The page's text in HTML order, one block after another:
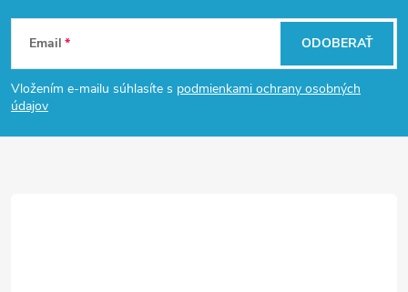
Z
á
p
Email
Vložením e-mailu súhlasíte s podmienkami ochrany osobných
údajov
ODOBERAŤ